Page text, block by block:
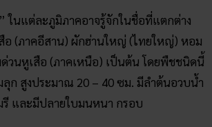
ในแต่ละภูมิภาคอาจรู้จักในชื่อที่แตกต่าง
อ (ภาคอีสาน) ผักฮ่านใหญ่ (ไทยใหญ่) หอม
วนหูเสือ (ภาคเหนือ) เป็นต้น โดยพืชชนิดนี้
สูงประมาณ 20 – 40 ซม. มีลำต้นอวบน้ำ
รี และมีปลายใบมนหนา กรอบ